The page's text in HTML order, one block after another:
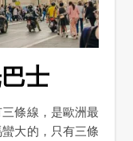
士
條線，是歐洲最
大的，只有三條